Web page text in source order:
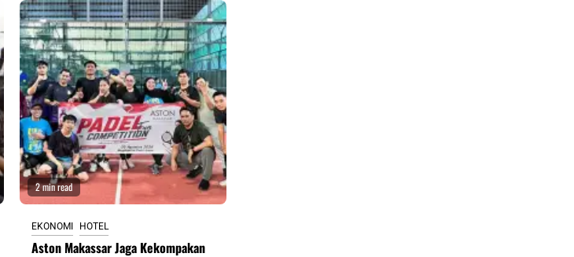
2 min read
EKONOMI HOTEL
Aston Makassar Jaga Kekompakan